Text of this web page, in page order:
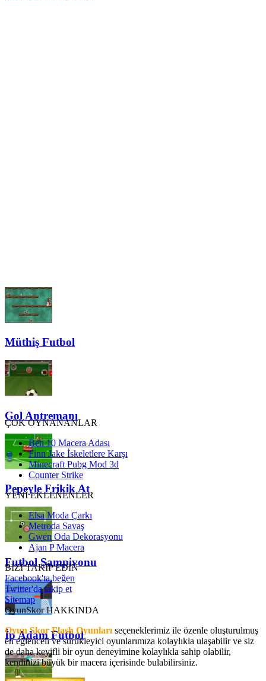
Müthiş Futbol
Gol Antremanı
Pepeyle Frikik At
Futbol Şampiyonu
İp Adam Futbol
ÇOK OYNANANLAR
Ben 10 Macera Adası
Finn Jake İskeletlere Karşı
Minecraft Pubg Mod 3d
Counter Strike
YENİ EKLENENLER
Elsa Moda Çarkı
Metroda Savaş
Gwen Oda Dekorasyonu
Ajan P Macera
BİZİ TAKİP EDİN
Facebook'ta beğen
Twitter'da takip et
Sitemap
OyunSkor HAKKINDA
Oyun Skor Flash Oyunları seçeneklerimiz ile özenle oluşturulmuş
en eğlenceli ve sürükleyici oyunlarımıza kolaylıkla ulaşabilir ve siz
de daha keyifli bir oyun deneyimine kolaylıkla sahip olabilir,
kendinizi büyük bir macera içerisinde bulabilirsiniz.